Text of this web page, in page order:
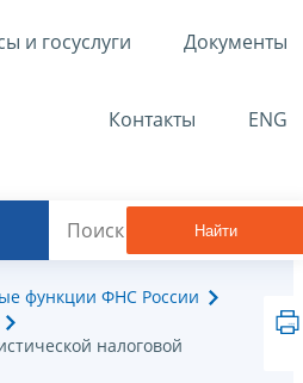
и госуслуги Документы
Контакты ENG
Найти
функции ФНС России
налоговой